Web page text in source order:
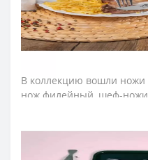
детей месте.
➤Какие ножи входят в
В коллекцию вошли
нож филейный, шеф-